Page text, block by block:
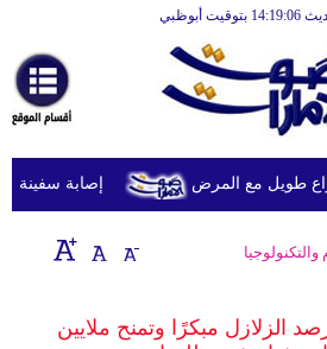
أبوظبي
أخبارعاجلة
رياضة
ثقافة
إقتصاد
وموسيقى
إصابة سفينة طويل مع المرض
والتكنولوجيا
الزلازل مبكرًا وتمنح ملايين